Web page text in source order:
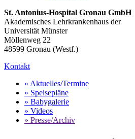
St. Antonius-Hospital Gronau GmbH
Akademisches Lehrkrankenhaus der
Universität Münster
Möllenweg 22
48599 Gronau (Westf.)
Kontakt
» Aktuelles/Termine
» Speisepläne
» Babygalerie
» Videos
» Presse/Archiv